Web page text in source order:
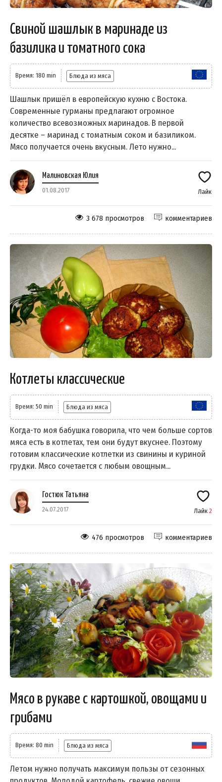
Свиной шашлык в маринаде из
базилика и томатного сока
Время: 180 min Блюда из мяса
Шашлык пришёл в европейскую кухню с Востока.
Современные гурманы предлагают огромное
количество всевозможных маринадов. В первой
десятке – маринад с томатным соком и базиликом.
Мясо получается очень вкусным. Лето нужно...
Малиновская Юлия
01.08.2017 Лайк
комментариев
3 678 просмотров
Котлеты классические
Время: 50 min Блюда из мяса
Когда-то моя бабушка говорила, что чем больше сортов
мяса есть в котлетах, тем они будут вкуснее. Поэтому
готовим классические котлетки из свинины и куриной
грудки. Мясо сочетается с любым овощным...
Гостюк Татьяна
24.07.2017 Лайк 2
комментариев
476 просмотров
Мясо в рукаве с картошкой, овощами и
грибами
Время: 80 min Блюда из мяса
Летом нужно получать максимум пользы от сезонных